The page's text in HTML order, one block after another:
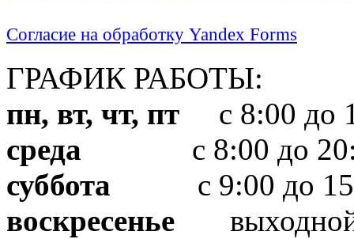
Согласие на обработку Yandex Forms
ГРАФИК РАБОТЫ:
пн, вт, чт, пт с 8:00 до
среда с 8:00 до
суббота с 9:00 до
воскресенье